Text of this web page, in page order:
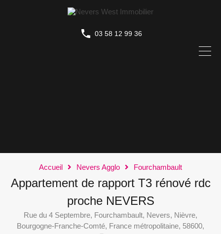
03 58 12 99 36
Accueil Nevers Agglo Fourchambault
Appartement de rapport T3 rénové rdc
proche NEVERS
Rue du 4 Septembre, Fourchambault, Nevers, Nièvre,
Bourgogne-Franche-Comté, France métropolitaine, 58600,